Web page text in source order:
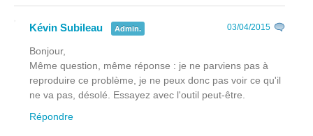
Kévin Subileau Admin. 03/04/2015
Bonjour,
Même question, même réponse : je ne parviens pas à
reproduire ce problème, je ne peux donc pas voir ce qu'il
ne va pas, désolé. Essayez avec l'outil peut-être.
Répondre